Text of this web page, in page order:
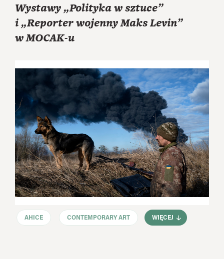
Wystawy „Polityka w sztuce”
i „Reporter wojenny Maks Levin”
w MOCAK-u
AHICE CONTEMPORARY ART WIĘCEJ